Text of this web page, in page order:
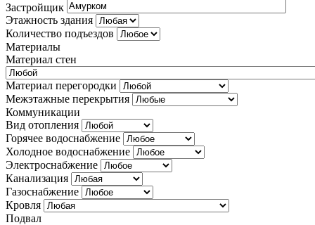
Застройщик
Этажность здания
Количество подъездов
Материалы
Материал стен
Материал перегородки
Межэтажные перекрытия
Коммуникации
Вид отопления
Горячее водоснабжение
Холодное водоснабжение
Электроснабжение
Канализация
Газоснабжение
Кровля
Подвал